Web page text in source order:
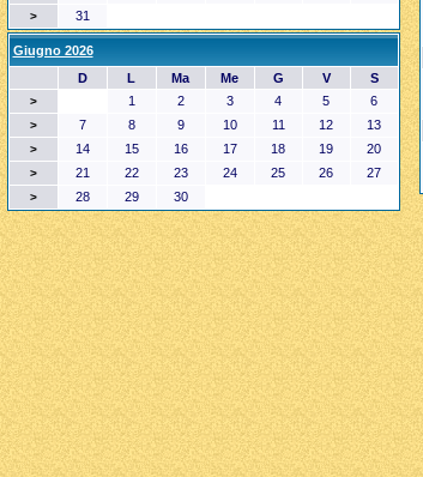
> 31
Giugno 2026
D
L Ma Me G V S
> 1 2 3 4 5 6
> 7 8 9 10 11 12 13
> 14 15 16 17 18 19 20
> 21 22 23 24 25 26 27
> 28 29 30